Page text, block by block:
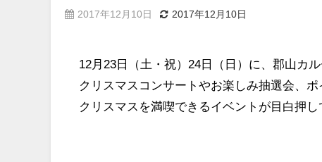
2017年12月10日 2017年12月10日
12月23日（土・祝）24日（日）に、郡山カ
クリスマスコンサートやお楽しみ抽選会、
クリスマスを満喫できるイベントが目白押し